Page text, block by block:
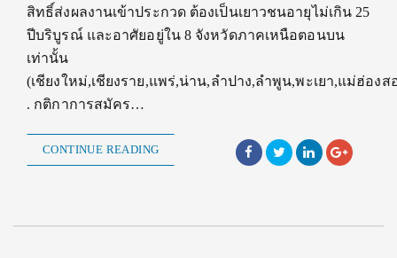
สิทธิ์ส่งผลงานเข้าประกวด ต้องเป็นเยาวชนอายุไม่เกิน 25
ปีบริบูรณ์ และอาศัยอยู่ใน 8 จังหวัดภาคเหนือตอนบน
เท่านั้น
(เชียงใหม่,เชียงราย,แพร่,น่าน,ลำปาง,ลำพูน,พะเยา,แม่ฮ่องส
. กติกาการสมัคร…
CONTINUE READING